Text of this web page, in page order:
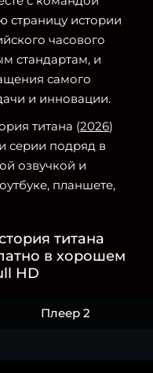
страницу истории
часового
стандартам, и
самого
и инновации.
титана (2026)
серии подряд в
озвучкой и
планшете,
титана
в хорошем
HD
Плеер 2